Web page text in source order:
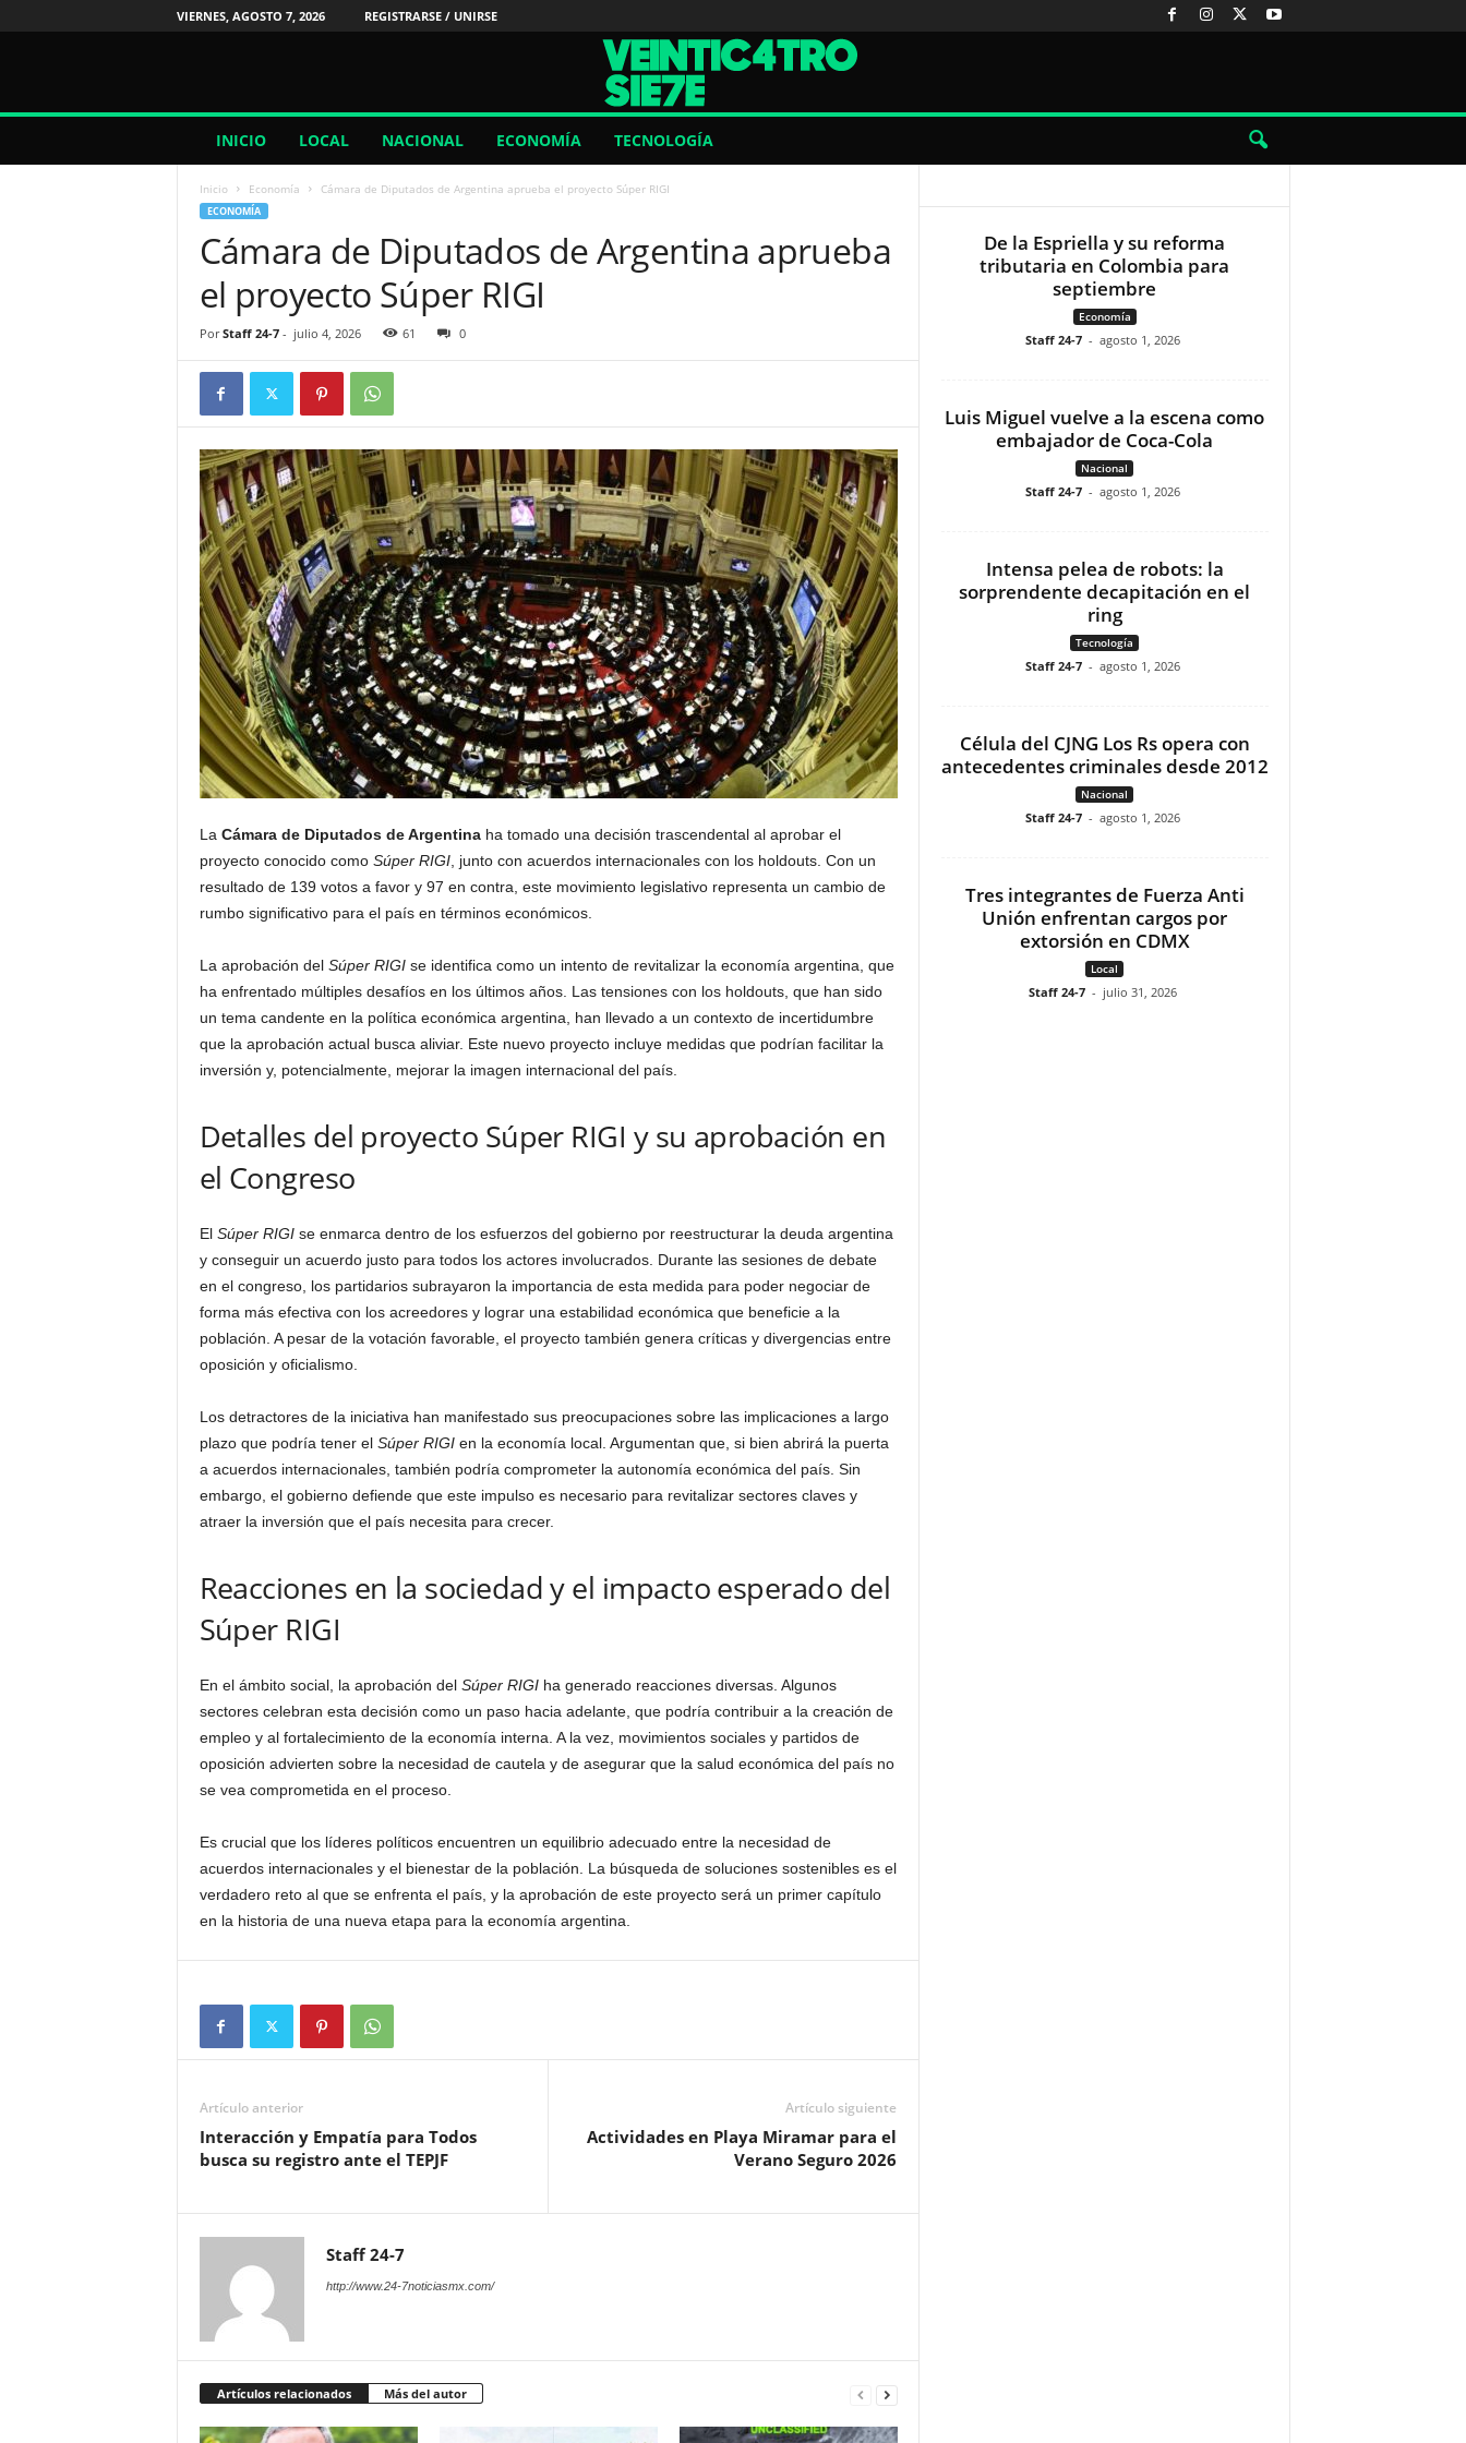
VIERNES, AGOSTO 7, 2026 REGISTRARSE / UNIRSE
/
INICIO LOCAL NACIONAL ECONOMÍA TECNOLOGÍA
Inicio Economía Cámara de Diputados de Argentina aprueba el proyecto Súper RIGI
ECONOMÍA
Cámara de Diputados de Argentina aprueba
el proyecto Súper RIGI
Por Staff 24-7- julio 4, 2026 61 0
La Cámara de Diputados de Argentinaha tomado una decisión trascendental al aprobar el
proyecto conocido como Súper RIGI, junto con acuerdos internacionales con los holdouts. Con un
resultado de 139 votos a favor y 97 en contra, este movimiento legislativo representa un cambio de
rumbo significativo para el país en términos económicos.
La aprobación del Súper RIGIse identifica como un intento de revitalizar la economía argentina, que
ha enfrentado múltiples desafíos en los últimos años. Las tensiones con los holdouts, que han sido
un tema candente en la política económica argentina, han llevado a un contexto de incertidumbre
que la aprobación actual busca aliviar. Este nuevo proyecto incluye medidas que podrían facilitar la
inversión y, potencialmente, mejorar la imagen internacional del país.
Detalles del proyecto Súper RIGI y su aprobación en
el Congreso
El Súper RIGIse enmarca dentro de los esfuerzos del gobierno por reestructurar la deuda argentina
y conseguir un acuerdo justo para todos los actores involucrados. Durante las sesiones de debate
en el congreso, los partidarios subrayaron la importancia de esta medida para poder negociar de
forma más efectiva con los acreedores y lograr una estabilidad económica que beneficie a la
población. A pesar de la votación favorable, el proyecto también genera críticas y divergencias entre
oposición y oficialismo.
Los detractores de la iniciativa han manifestado sus preocupaciones sobre las implicaciones a largo
plazo que podría tener el Súper RIGIen la economía local. Argumentan que, si bien abrirá la puerta
a acuerdos internacionales, también podría comprometer la autonomía económica del país. Sin
embargo, el gobierno defiende que este impulso es necesario para revitalizar sectores claves y
atraer la inversión que el país necesita para crecer.
Reacciones en la sociedad y el impacto esperado del
Súper RIGI
En el ámbito social, la aprobación del Súper RIGIha generado reacciones diversas. Algunos
sectores celebran esta decisión como un paso hacia adelante, que podría contribuir a la creación de
empleo y al fortalecimiento de la economía interna. A la vez, movimientos sociales y partidos de
oposición advierten sobre la necesidad de cautela y de asegurar que la salud económica del país no
se vea comprometida en el proceso.
Es crucial que los líderes políticos encuentren un equilibrio adecuado entre la necesidad de
acuerdos internacionales y el bienestar de la población. La búsqueda de soluciones sostenibles es el
verdadero reto al que se enfrenta el país, y la aprobación de este proyecto será un primer capítulo
en la historia de una nueva etapa para la economía argentina.
Artículo anterior
Interacción y Empatía para Todos
busca su registro ante el TEPJF
Artículo siguiente
Actividades en Playa Miramar para el
Verano Seguro 2026
Staff 24-7
http://www.24-7noticiasmx.com/
Artículos relacionados Más del autor
De la Espriella y su reforma
tributaria en Colombia para
septiembre
Economía
Staff 24-7 - agosto 1, 2026
Luis Miguel vuelve a la escena como
embajador de Coca-Cola
Nacional
Staff 24-7 - agosto 1, 2026
Intensa pelea de robots: la
sorprendente decapitación en el
ring
Tecnología
Staff 24-7 - agosto 1, 2026
Célula del CJNG Los Rs opera con
antecedentes criminales desde 2012
Nacional
Staff 24-7 - agosto 1, 2026
Tres integrantes de Fuerza Anti
Unión enfrentan cargos por
extorsión en CDMX
Local
Staff 24-7 - julio 31, 2026